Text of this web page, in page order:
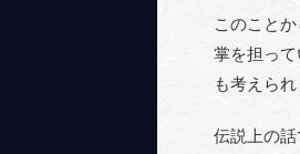
このこと
掌を担っ
も考えられ
伝説上の